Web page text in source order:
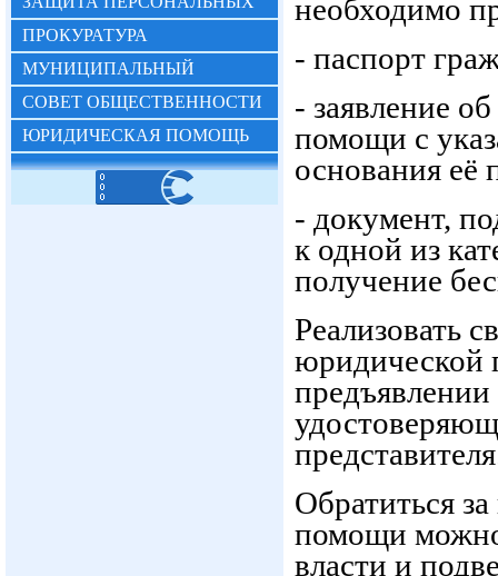
Имущественная поддержка
субъектов МСП
Нормативные правовые акты
Вопрос - ответ
Имущество для бизнеса
Материалы корпорации МСП
ДАННЫХ
ПРОКУРАТУРА
ИНФОРМИРУЕТ
МУНИЦИПАЛЬНЫЙ
КОНТРОЛЬ В СФЕРЕ
БЛАГОУСТРОЙСТВА
СОВЕТ ОБЩЕСТВЕННОСТИ
ЮРИДИЧЕСКАЯ ПОМОЩЬ
необходимо
- паспорт
- заявление
помощи с
основания её
- документ,
к одной из
получение
Реализовать
юридической
Обратиться
помощи
власти и